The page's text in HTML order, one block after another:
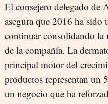
El consejero delegado de
asegura que 2016 ha sido
continuar consolidando la
de la compañía. La
principal motor del
productos representan un
un negocio que ha